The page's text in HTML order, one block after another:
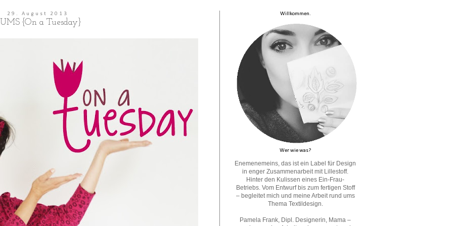
29. August 2013
{On a Tuesday}
Willkommen.
Wer wie was?
Enemenemeins, das ist ein Label für Design
in enger Zusammenarbeit mit Lillestoff.
Hinter den Kulissen eines Ein-Frau-
Betriebs. Vom Entwurf bis zum fertigen Stoff
– begleitet mich und meine Arbeit rund ums
Thema Textildesign.
Pamela Frank, Dipl. Designerin, Mama –